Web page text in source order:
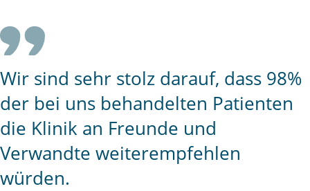
Wir sind sehr stolz darauf, dass 98%
der bei uns behandelten Patienten
die Klinik an Freunde und
Verwandte weiterempfehlen
würden.